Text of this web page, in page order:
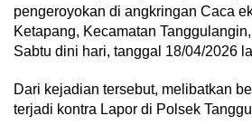
pengeroyokan di angkringan Caca
Ketapang, Kecamatan
Sabtu dini hari, tanggal 18/04/2026
Dari kejadian tersebut, melibatkan
terjadi kontra Lapor di Polsek